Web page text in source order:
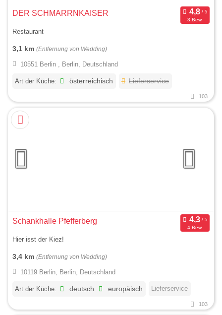
DER SCHMARRNKAISER
3 Bew.
Restaurant
3,1 km (Entfernung von Wedding)
10551 Berlin , Berlin, Deutschland
Art der Küche: österreichisch Lieferservice
103
Schankhalle Pfefferberg
4 Bew.
Hier isst der Kiez!
3,4 km (Entfernung von Wedding)
10119 Berlin, Berlin, Deutschland
Art der Küche: deutsch europäisch Lieferservice
103